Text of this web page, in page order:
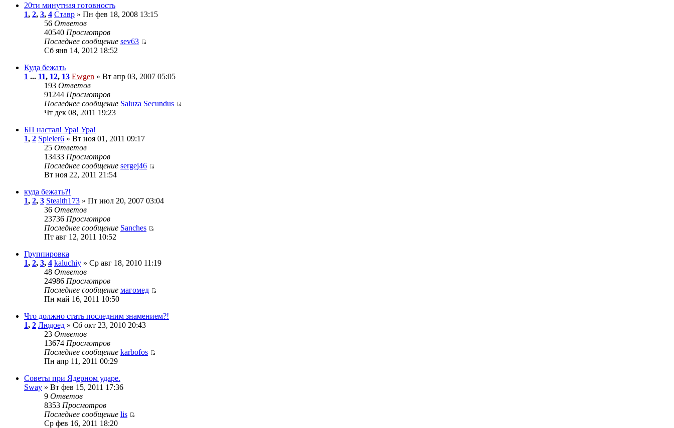
20ти минутная готовность
1, 2, 3, 4 Ставр » Пн фев 18, 2008 13:15
56 Ответов
40540 Просмотров
Последнее сообщение sev63
Сб янв 14, 2012 18:52
Куда бежать
1 ... 11, 12, 13 Ewgen » Вт апр 03, 2007 05:05
193 Ответов
91244 Просмотров
Последнее сообщение Saluza Secundus
Чт дек 08, 2011 19:23
БП настал! Ура! Ура!
1, 2 Spieler6 » Вт ноя 01, 2011 09:17
25 Ответов
13433 Просмотров
Последнее сообщение sergej46
Вт ноя 22, 2011 21:54
куда бежать?!
1, 2, 3 Stealth173 » Пт июл 20, 2007 03:04
36 Ответов
23736 Просмотров
Последнее сообщение Sanches
Пт авг 12, 2011 10:52
Группировка
1, 2, 3, 4 kaluchiy » Ср авг 18, 2010 11:19
48 Ответов
24986 Просмотров
Последнее сообщение магомед
Пн май 16, 2011 10:50
Что должно стать последним знамением?!
1, 2 Людоед » Сб окт 23, 2010 20:43
23 Ответов
13674 Просмотров
Последнее сообщение karbofos
Пн апр 11, 2011 00:29
Советы при Ядерном ударе.
Sway » Вт фев 15, 2011 17:36
9 Ответов
8353 Просмотров
Последнее сообщение lis
Ср фев 16, 2011 18:20